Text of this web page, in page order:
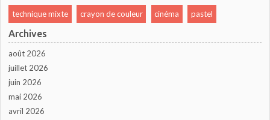
technique mixte crayon de couleur cinéma pastel
Archives
août 2026
juillet 2026
juin 2026
mai 2026
avril 2026